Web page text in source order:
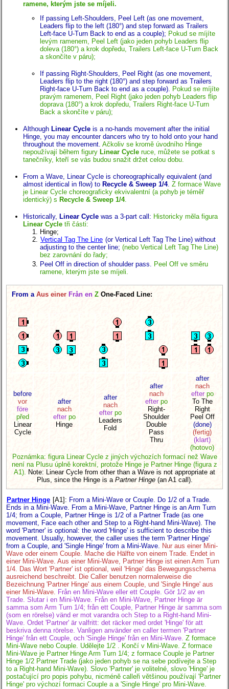
ramene, kterým jste se míjeli.
If passing Left-Shoulders, Peel Left (as one movement,
Leaders flip to the left (180°) and step forward as Trailers
Left-face U-Turn Back to end as a couple); Pokud se míjíte
levým ramenem, Peel Left (jako jeden pohyb Leaders flip
doleva (180°) a krok dopředu, Trailers Left-face U-Turn Back
a skončíte v páru);
If passing Right-Shoulders, Peel Right (as one movement,
Leaders flip to the right (180°) and step forward as Trailers
Right-face U-Turn Back to end as a couple).
Pokud se míjíte
pravým ramenem, Peel Right (jako jeden pohyb Leaders flip
doprava (180°) a krok dopředu, Trailers Right-face U-Turn
Back a skončíte v páru);
Although Linear Cycle is a no-hands movement after the initial
Hinge, you may encounter dancers who try to hold onto your hand
throughout the movement. Ačkoliv se kromě úvodního Hinge
nepoužívají během figury Linear Cycle ruce, můžete se potkat s
tanečníky, kteří se vás budou snažit držet celou dobu.
From a Wave, Linear Cycle is choreographically equivalent (and
almost identical in flow) to Recycle & Sweep 1/4. Z formace Wave
je Linear Cycle choreograficky ekvivalentní (a pohyb je téměř
identický) s Recycle & Sweep 1/4.
Historically, Linear Cycle was a 3-part call: Historicky měla figura
Linear Cycle tři části:
Hinge;
Vertical Tag The Line (or Vertical Left Tag The Line) without
adjusting to the center line; (nebo Vertical Left Tag The Line)
bez zarovnání do řady;
Peel Off in direction of shoulder pass.
Peel Off ve směru
ramene, kterým jste se míjeli.
From a Aus einer Från en Z One-Faced Line:
before
vor
före
před
Linear
Cycle
after
nach
efter po
Hinge
after
nach
efter po
Leaders
Fold
after
nach
efter po
Right-
Shoulder
Double
Pass
Thru
after
nach
efter po
To The
Right
Peel Off
(done)
(fertig)
(klart)
(hotovo)
Poznámka: figura Linear Cycle z jiných výchozích formací než Wave
není na Plusu úplně korektní, protože Hinge je Partner Hinge (figura z
A1).
Note: Linear Cycle from other than a Wave is not appropriate at
Plus, since the Hinge is a Partner Hinge(an A1 call).
Partner Hinge [A1] : From a Mini-Wave or Couple. Do 1/2 of a Trade.
Ends in a Mini-Wave. From a Mini-Wave, Partner Hinge is an Arm Turn
1/4; from a Couple, Partner Hinge is 1/2 of a Partner Trade (as one
movement, Face each other and Step to a Right-hand Mini-Wave). The
word 'Partner' is optional: the word 'Hinge' is sufficient to describe this
movement. Usually, however, the caller uses the term 'Partner Hinge'
from a Couple, and 'Single Hinge' from a Mini-Wave. Nur aus einer Mini-
Wave oder einem Couple. Mache die Hälfte von einem Trade. Endet in
einer Mini-Wave. Aus einer Mini-Wave, Partner Hinge ist einen Arm Turn
1/4. Das Wort 'Partner' ist optional, weil 'Hinge' das Bewegungsschema
ausreichend beschreibt. Die Caller benutzen normalerweise die
Bezeichnung 'Partner Hinge' aus einem Couple, und 'Single Hinge' aus
einer Mini-Wave. Från en Mini-Wave eller ett Couple. Gör 1/2 av en
Trade. Slutar i en Mini-Wave. Från en Mini-Wave, Partner Hinge är
samma som Arm Turn 1/4; från ett Couple, Partner Hinge är samma som
(som en rörelse) vänd er mot varandra och Step to a Right-hand Mini-
Wave. Ordet 'Partner' är valfritt: det räcker med ordet 'Hinge' för att
beskriva denna rörelse. Vanligen använder en caller termen 'Partner
Hinge' från ett Couple, och 'Single Hinge' från en Mini-Wave. Z formace
Mini-Wave nebo Couple. Udělejte 1/2 . Končí v Mini-Wave. Z formace
Mini-Wave je Partner Hinge Arm Turn 1/4; z formace Couple je Partner
Hinge 1/2 Partner Trade (jako jeden pohyb se na sebe podívejte a Step
to a Right-hand Mini-Wave). Slovo 'Partner' je volitelné, slovo 'Hinge' je
postačující pro popis pohybu, nicméně calleři většinou používají 'Partner
Hinge' pro výchozí formaci Couple a a 'Single Hinge' pro Mini-Wave.